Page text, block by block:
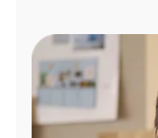
Administrar
cuenta
Encuentra
tienda